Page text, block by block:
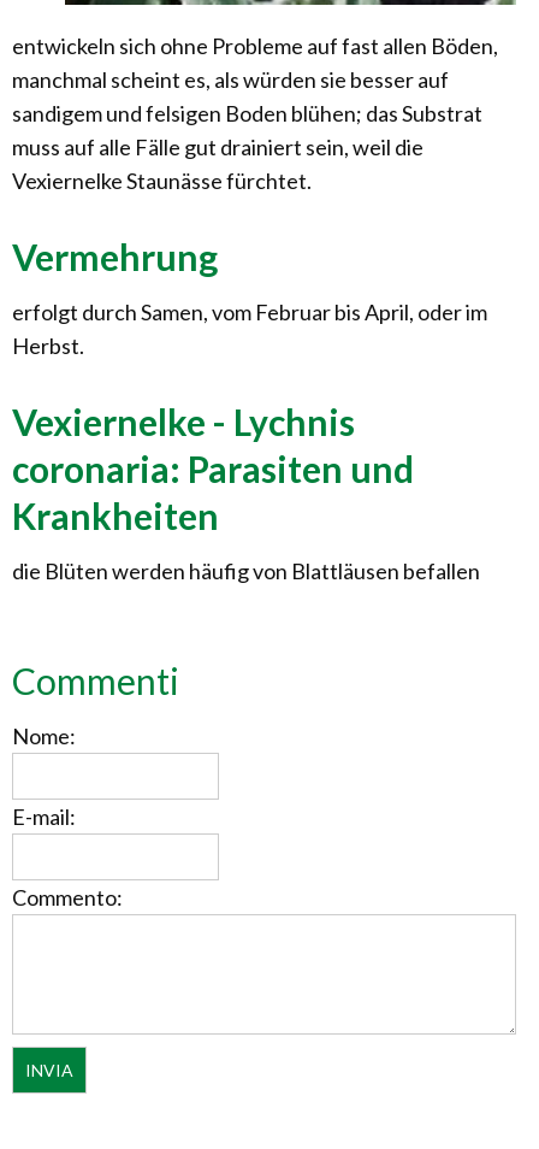
entwickeln sich ohne Probleme auf fast allen Böden,
manchmal scheint es, als würden sie besser auf
sandigem und felsigen Boden blühen; das Substrat
muss auf alle Fälle gut drainiert sein, weil die
Vexiernelke Staunässe fürchtet.
Vermehrung
erfolgt durch Samen, vom Februar bis April, oder im
Herbst.
Vexiernelke - Lychnis
coronaria: Parasiten und
Krankheiten
die Blüten werden häufig von Blattläusen befallen
Commenti
Nome:
E-mail:
Commento: